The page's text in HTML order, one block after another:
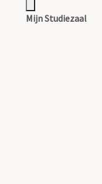
Mijn Studiezaal